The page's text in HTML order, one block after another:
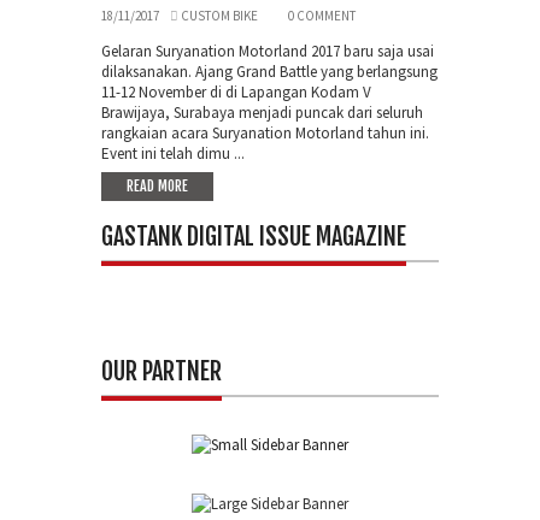
18/11/2017 CUSTOM BIKE 0 COMMENT
Gelaran Suryanation Motorland 2017 baru saja usai
dilaksanakan. Ajang Grand Battle yang berlangsung
11-12 November di di Lapangan Kodam V
Brawijaya, Surabaya menjadi puncak dari seluruh
rangkaian acara Suryanation Motorland tahun ini.
Event ini telah dimu ...
READ MORE
GASTANK DIGITAL ISSUE MAGAZINE
OUR PARTNER